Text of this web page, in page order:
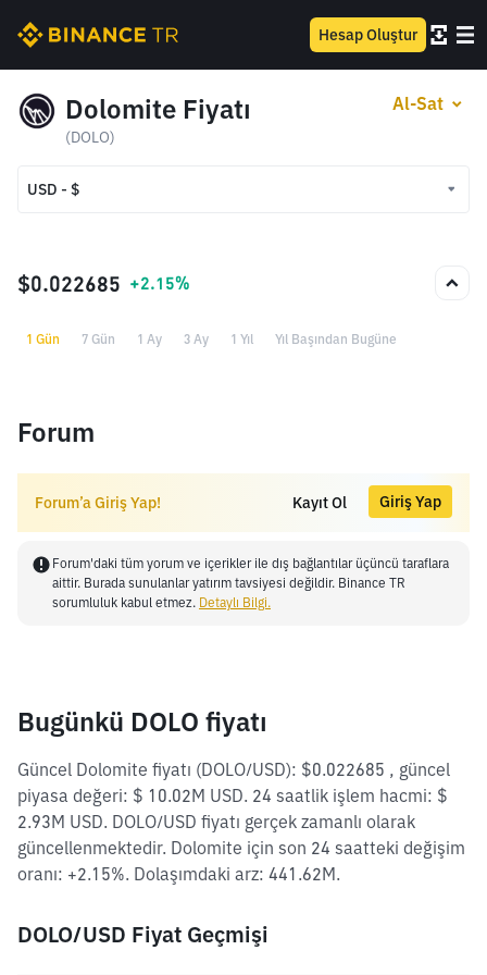
Hesap Oluştur
Dolomite Fiyatı
(DOLO)
Al-Sat
USD - $
TRY - ₺
$0.022685 +2.15%
1 Gün 7 Gün 1 Ay 3 Ay 1 Yıl Yıl Başından Bugüne
Forum
Forum’a Giriş Yap! Kayıt Ol Giriş Yap
Forum'daki tüm yorum ve içerikler ile dış bağlantılar üçüncü taraflara
aittir. Burada sunulanlar yatırım tavsiyesi değildir. Binance TR
sorumluluk kabul etmez. Detaylı Bilgi.
Bugünkü DOLO fiyatı
Güncel Dolomite fiyatı (DOLO/USD): $0.022685 , güncel
piyasa değeri: $ 10.02M USD. 24 saatlik işlem hacmi: $
2.93M USD. DOLO/USD fiyatı gerçek zamanlı olarak
güncellenmektedir. Dolomite için son 24 saatteki değişim
oranı: +2.15%. Dolaşımdaki arz: 441.62M.
DOLO/USD Fiyat Geçmişi